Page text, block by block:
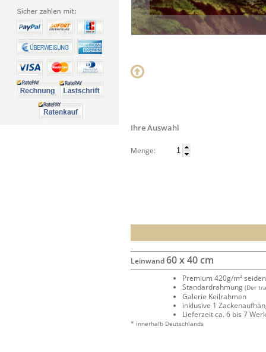
Ihre Auswahl
Menge:
Leinwand60 x 40 cm
Premium 420g/m²
Standardrahmung (Der
Galerie Keilrahmen
inklusive 1
Lieferzeit ca. 6 bis 7
* innerhalb Deutschlands